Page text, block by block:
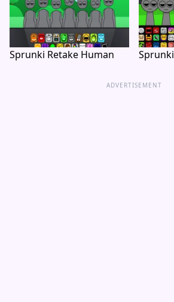
Sprunki Retake Human
ADVERTISEMENT